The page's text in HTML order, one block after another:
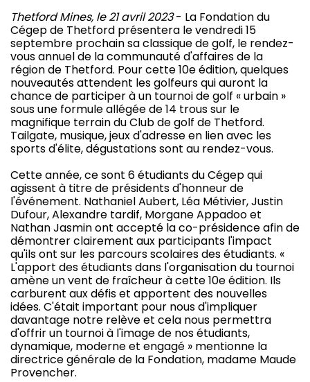
Thetford Mines, le 21 avril 2023- La Fondation du
Cégep de Thetford présentera le vendredi 15
septembre prochain sa classique de golf, le rendez-
vous annuel de la communauté d'affaires de la
région de Thetford. Pour cette 10e édition, quelques
nouveautés attendent les golfeurs qui auront la
chance de participer à un tournoi de golf « urbain »
sous une formule allégée de 14 trous sur le
magnifique terrain du Club de golf de Thetford.
Tailgate, musique, jeux d'adresse en lien avec les
sports d'élite, dégustations sont au rendez-vous.
Cette année, ce sont 6 étudiants du Cégep qui
agissent à titre de présidents d'honneur de
l'événement. Nathaniel Aubert, Léa Métivier, Justin
Dufour, Alexandre tardif, Morgane Appadoo et
Nathan Jasmin ont accepté la co-présidence afin de
démontrer clairement aux participants l'impact
qu'ils ont sur les parcours scolaires des étudiants. «
L'apport des étudiants dans l'organisation du tournoi
amène un vent de fraîcheur à cette 10e édition. Ils
carburent aux défis et apportent des nouvelles
idées. C'était important pour nous d'impliquer
davantage notre relève et cela nous permettra
d'offrir un tournoi à l'image de nos étudiants,
dynamique, moderne et engagé » mentionne la
directrice générale de la Fondation, madame Maude
Provencher.